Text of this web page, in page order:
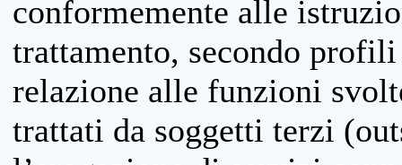
conformemente alle
trattamento, secondo
relazione alle funzioni
trattati da soggetti terzi